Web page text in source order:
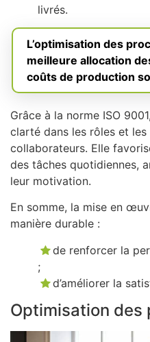
livrés.
L’optimisation des
meilleure allocation
coûts de production
Grâce à la norme ISO
clarté dans les rôles et
collaborateurs. Elle
des tâches quotidiennes,
leur motivation.
En somme, la mise en
manière durable :
de renforcer la
;
d’améliorer la
Optimisation des